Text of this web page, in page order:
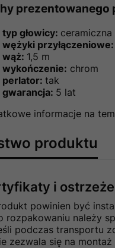
prezentowanego
typ głowicy: ceramiczna
wężyki przyłączeniowe:
wąż: 1,5 m
wykończenie: chrom
perlator: tak
gwarancja: 5 lat
informacje na
produktu
i
powinien być
rozpakowaniu należy
podczas transportu
zezwala się na